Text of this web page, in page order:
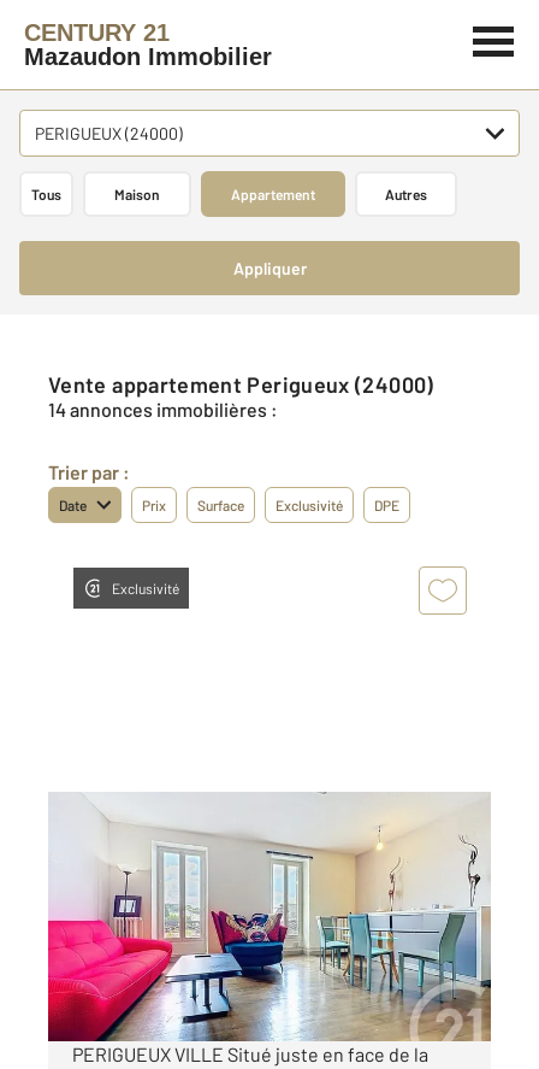
CENTURY 21
Mazaudon Immobilier
PERIGUEUX (24000)
Tous Maison Appartement Autres
Appliquer
Vente appartement Perigueux (24000)
14 annonces immobilières :
Trier par :
Date Prix Surface Exclusivité DPE
Exclusivité
PERIGUEUX 24
, 4 pièces
Ref : 21400
Appartement F4 à vendre
129 000 €
Visiter le site dédié
PERIGUEUX VILLE Situé juste en face de la